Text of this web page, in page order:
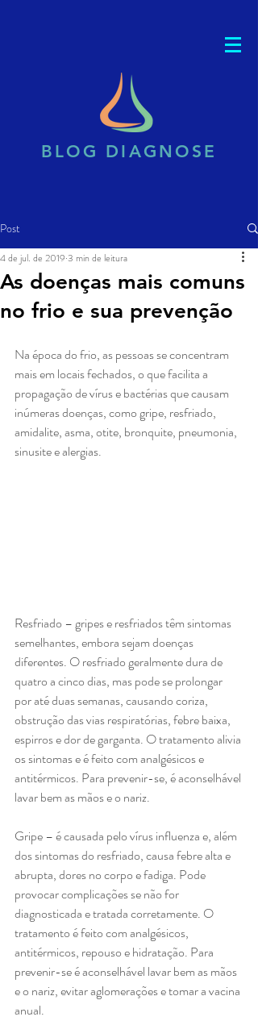
BLOG DIAGNOSE
Post
As doenças mais comuns
no frio e sua prevenção
4 de jul. de 2019 3 min de leitura
Na época do frio, as pessoas se concentram
mais em locais fechados, o que facilita a
propagação de vírus e bactérias que causam
inúmeras doenças, como gripe, resfriado,
amidalite, asma, otite, bronquite, pneumonia,
sinusite e alergias.
Resfriado – gripes e resfriados têm sintomas
semelhantes, embora sejam doenças
diferentes. O resfriado geralmente dura de
quatro a cinco dias, mas pode se prolongar
por até duas semanas, causando coriza,
obstrução das vias respiratórias, febre baixa,
espirros e dor de garganta. O tratamento alivia
os sintomas e é feito com analgésicos e
antitérmicos. Para prevenir-se, é aconselhável
lavar bem as mãos e o nariz.
Gripe – é causada pelo vírus influenza e, além
dos sintomas do resfriado, causa febre alta e
abrupta, dores no corpo e fadiga. Pode
provocar complicações se não for
diagnosticada e tratada corretamente. O
tratamento é feito com analgésicos,
antitérmicos, repouso e hidratação. Para
prevenir-se é aconselhável lavar bem as mãos
e o nariz, evitar aglomerações e tomar a vacina
anual.